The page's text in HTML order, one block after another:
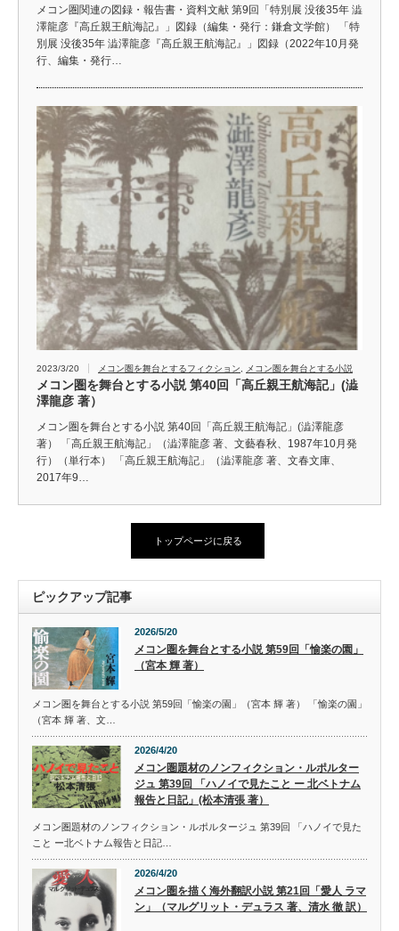
メコン圏関連の図録・報告書・資料文献 第9回「特別展 没後35年 澁
澤龍彦『高丘親王航海記』」図録（編集・発行：鎌倉文学館） 「特
別展 没後35年 澁澤龍彦『高丘親王航海記』」図録（2022年10月発
行、編集・発行…
2023/3/20 メコン圏を舞台とするフィクション メコン圏を舞台とする小説
メコン圏を舞台とする小説 第40回「高丘親王航海記」(澁
澤龍彦 著）
メコン圏を舞台とする小説 第40回「高丘親王航海記」(澁澤龍彦
著） 「高丘親王航海記」（澁澤龍彦 著、文藝春秋、1987年10月発
行）（単行本） 「高丘親王航海記」（澁澤龍彦 著、文春文庫、
2017年9…
トップページに戻る
ピックアップ記事
2026/5/20
メコン圏を舞台とする小説 第59回「愉楽の園」
（宮本 輝 著）
メコン圏を舞台とする小説 第59回「愉楽の園」（宮本 輝 著） 「愉楽の園」
（宮本 輝 著、文…
2026/4/20
メコン圏題材のノンフィクション・ルポルター
ジュ 第39回 「ハノイで見たこと ー 北ベトナム
報告と日記」(松本清張 著）
メコン圏題材のノンフィクション・ルポルタージュ 第39回 「ハノイで見た
こと ー北ベトナム報告と日記…
2026/4/20
メコン圏を描く海外翻訳小説 第21回「愛人 ラマ
ン」（マルグリット・デュラス 著、清水 徹 訳）